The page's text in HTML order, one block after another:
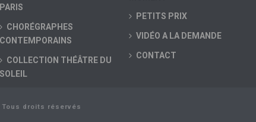
PARIS
CHORÉGRAPHES
CONTEMPORAINS
COLLECTION THÉÂTRE DU
SOLEIL
PETITS PRIX
VIDÉO A LA DEMANDE
CONTACT
droits réservés